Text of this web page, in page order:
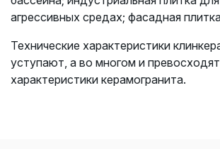
агрессивных средах; фасадная
Технические характеристики
уступают, а во многом и превосходят
характеристики керамогранита.